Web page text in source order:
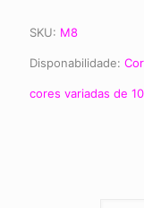
SKU: M8
Disponabilidade:
cores variadas de